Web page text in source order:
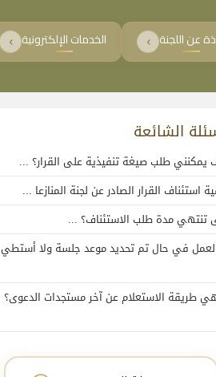
عن اللجنة الخدمات الإلكترونية
الشائعة
يمكنني طلب صيغة تنفيذية على القرار؟ ...
استئناف القرار الصادر عن لجنة المنازعا ...
تنتهي مدة طلب الاستئناف؟ ...
في حال تم تحديد موعد جلسة ولا أستطي
طريقة الاستعلام عن آخر مستجدات الدعوى؟